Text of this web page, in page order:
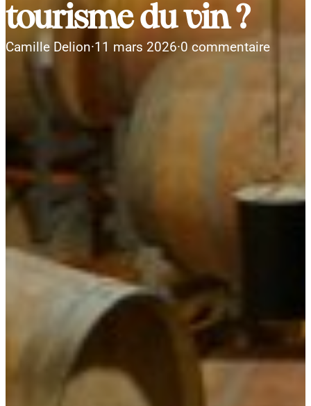
tourisme du vin ?
Camille Delion·11 mars 2026·0 commentaire